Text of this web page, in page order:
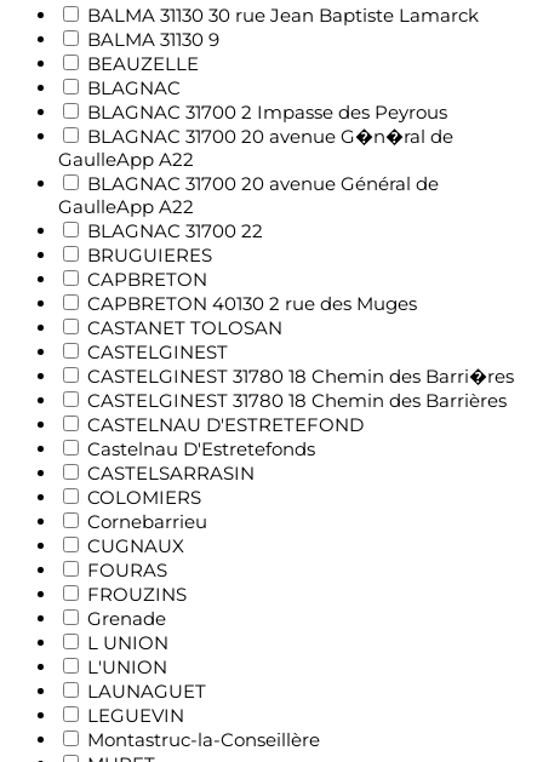
BALMA 31130 30 rue Jean Baptiste Lamarck
BALMA 31130 9
BEAUZELLE
BLAGNAC
BLAGNAC 31700 2 Impasse des Peyrous
BLAGNAC 31700 20 avenue G�n�ral de
GaulleApp A22
BLAGNAC 31700 20 avenue Général de
GaulleApp A22
BLAGNAC 31700 22
BRUGUIERES
CAPBRETON
CAPBRETON 40130 2 rue des Muges
CASTANET TOLOSAN
CASTELGINEST
CASTELGINEST 31780 18 Chemin des Barri�res
CASTELGINEST 31780 18 Chemin des Barrières
CASTELNAU D'ESTRETEFOND
Castelnau D'Estretefonds
CASTELSARRASIN
COLOMIERS
Cornebarrieu
CUGNAUX
FOURAS
FROUZINS
Grenade
L UNION
L'UNION
LAUNAGUET
LEGUEVIN
Montastruc-la-Conseillère